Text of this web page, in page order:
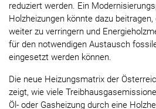
reduziert werden. Ein
Holzheizungen könnte dazu
weiter zu verringern und
für den notwendigen Austausch
eingesetzt werden können.
Die neue Heizungsmatrix der
zeigt, wie viele
Öl- oder Gasheizung durch eine